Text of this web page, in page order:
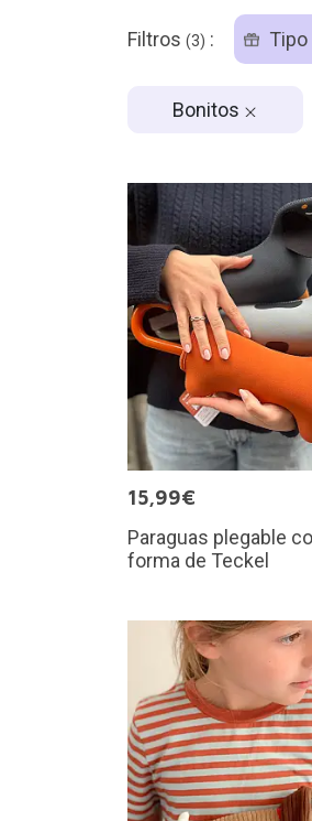
Filtros (3) : Tipo
Bonitos
15,99€
Paraguas plegable
forma de Teckel